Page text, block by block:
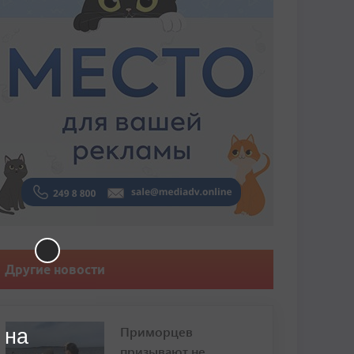
Другие новости
Приморцев